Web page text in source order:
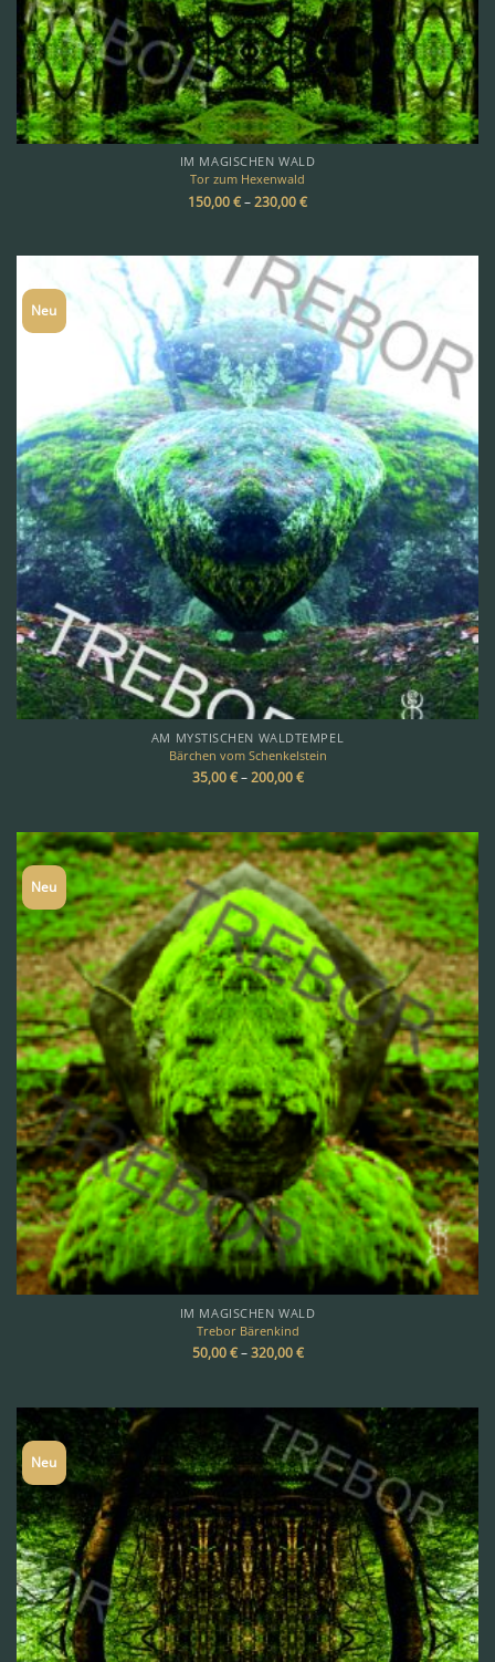
IM MAGISCHEN WALD
Tor zum Hexenwald
150,00€–230,00€
Neu
AM MYSTISCHEN WALDTEMPEL
Bärchen vom Schenkelstein
35,00€–200,00€
Neu
IM MAGISCHEN WALD
Trebor Bärenkind
50,00€–320,00€
Neu